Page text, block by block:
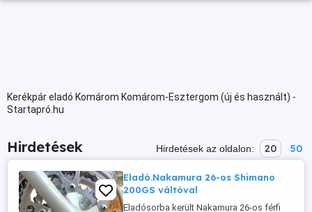
Kerékpár eladó Komárom Komárom-Esztergom (új és használt) -
Startapró.hu
Hirdetések Hirdetések az oldalon: 20 50
Eladó.Nakamura 26-os Shimano
200GS váltóval
Eladósorba került Nakamura 26-os férfi